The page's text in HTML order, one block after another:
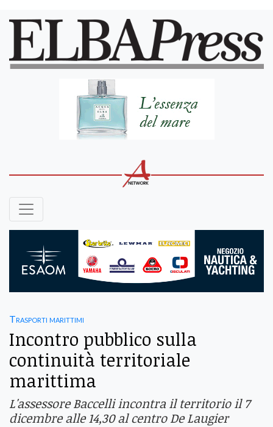
Trasporti marittimi
Incontro pubblico sulla
continuità territoriale
marittima
L'assessore Baccelli incontra il territorio il 7
dicembre alle 14,30 al centro De Laugier